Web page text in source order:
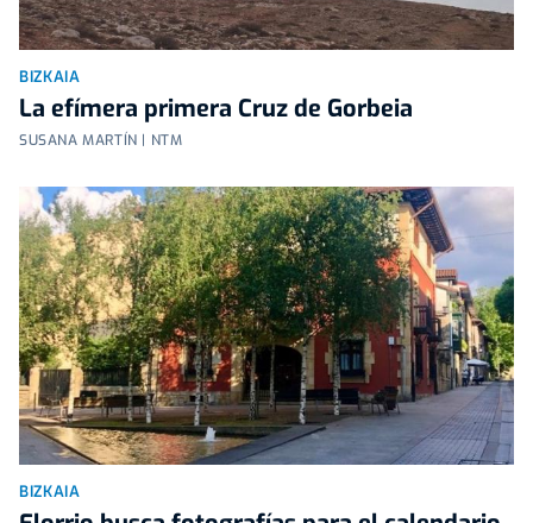
BIZKAIA
La efímera primera Cruz de Gorbeia
SUSANA MARTÍN | NTM
BIZKAIA